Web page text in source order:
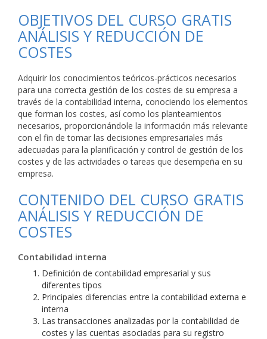
OBJETIVOS DEL CURSO GRATIS
ANÁLISIS Y REDUCCIÓN DE
COSTES
Adquirir los conocimientos teóricos-prácticos necesarios
para una correcta gestión de los costes de su empresa a
través de la contabilidad interna, conociendo los elementos
que forman los costes, así como los planteamientos
necesarios, proporcionándole la información más relevante
con el fin de tomar las decisiones empresariales más
adecuadas para la planificación y control de gestión de los
costes y de las actividades o tareas que desempeña en su
empresa.
CONTENIDO DEL CURSO GRATIS
ANÁLISIS Y REDUCCIÓN DE
COSTES
Contabilidad interna
Definición de contabilidad empresarial y sus
diferentes tipos
Principales diferencias entre la contabilidad externa e
interna
Las transacciones analizadas por la contabilidad de
costes y las cuentas asociadas para su registro